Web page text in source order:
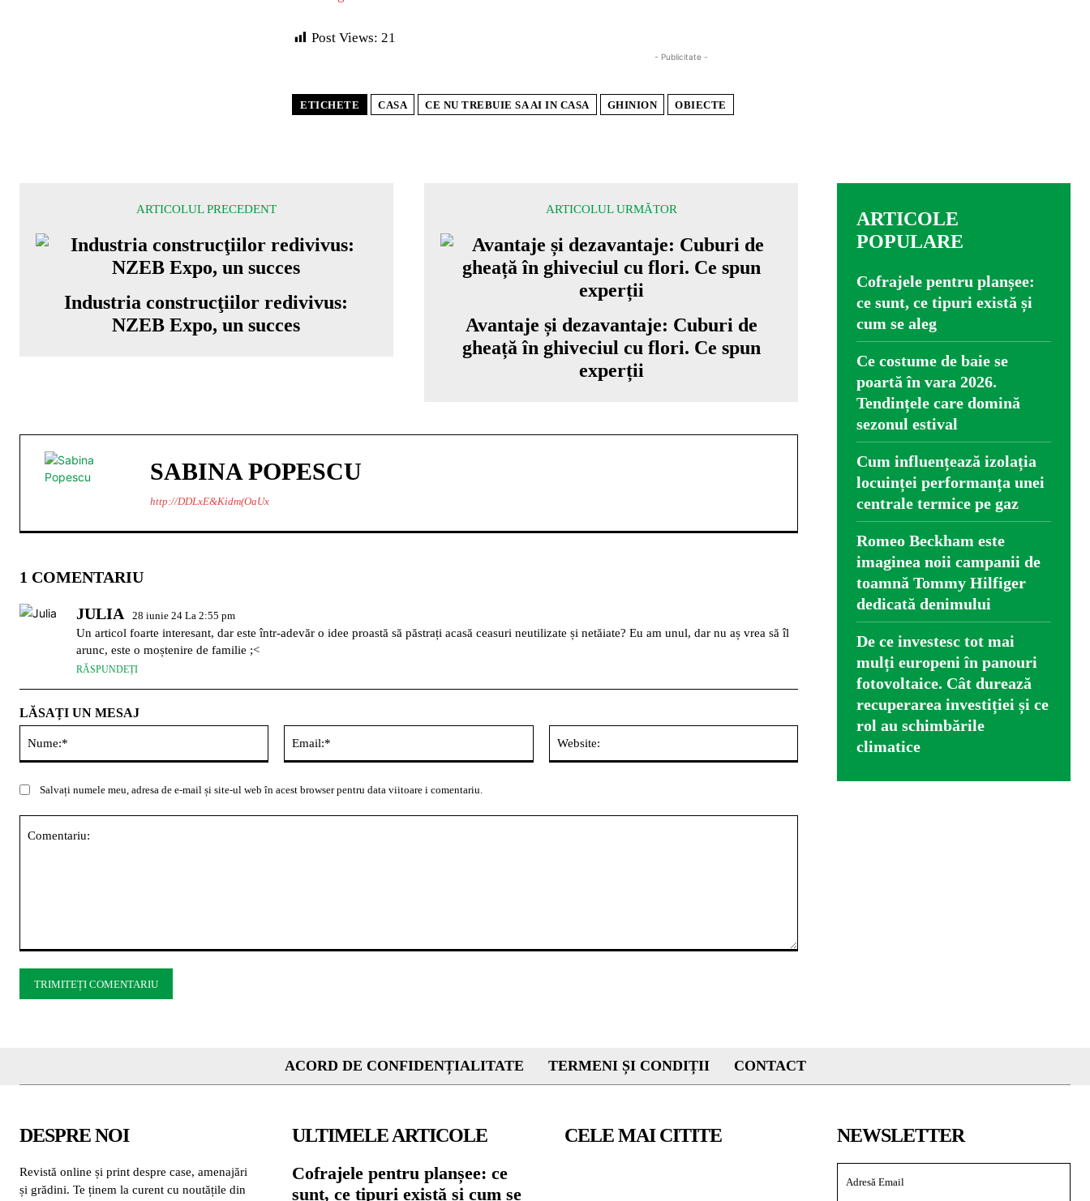
Post Views: 21
- Publicitate -
ETICHETE CASA CE NU TREBUIE SA AI IN CASA GHINION OBIECTE
ARTICOLUL PRECEDENT
Industria construcţiilor redivivus:
NZEB Expo, un succes
ARTICOLUL URMĂTOR
Avantaje și dezavantaje: Cuburi de
gheață în ghiveciul cu flori. Ce spun
experții
SABINA POPESCU
http://DDLxE&Kidm(OaUx
1 COMENTARIU
JULIA 28 iunie 24 La 2:55 pm
Un articol foarte interesant, dar este într-adevăr o idee proastă să păstrați acasă ceasuri neutilizate și netăiate? Eu am unul, dar nu aș vrea să îl
arunc, este o moștenire de familie ;<
RĂSPUNDEȚI
LĂSAȚI UN MESAJ
Salvați numele meu, adresa de e-mail și site-ul web în acest browser pentru data viitoare i comentariu.
ARTICOLE
POPULARE
Cofrajele pentru planșee:
ce sunt, ce tipuri există și
cum se aleg
Ce costume de baie se
poartă în vara 2026.
Tendințele care domină
sezonul estival
Cum influențează izolația
locuinței performanța unei
centrale termice pe gaz
Romeo Beckham este
imaginea noii campanii de
toamnă Tommy Hilfiger
dedicată denimului
De ce investesc tot mai
mulți europeni în panouri
fotovoltaice. Cât durează
recuperarea investiției și ce
rol au schimbările
climatice
ACORD DE CONFIDENȚIALITATE TERMENI ȘI CONDIȚII CONTACT
DESPRE NOI
Revistă online și print despre case, amenajări
și grădini. Te ținem la curent cu noutățile din
ULTIMELE ARTICOLE
Cofrajele pentru planșee: ce
sunt, ce tipuri există și cum se
CELE MAI CITITE NEWSLETTER